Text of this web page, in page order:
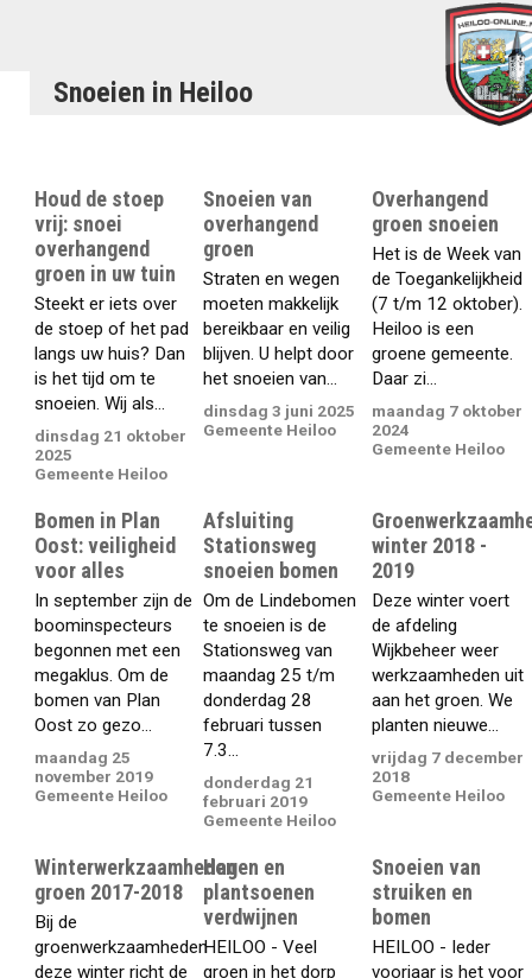
Snoeien in Heiloo
Houd de stoep
vrij: snoei
overhangend
groen in uw tuin
Steekt er iets over
de stoep of het pad
langs uw huis? Dan
is het tijd om te
snoeien. Wij als...
dinsdag 21 oktober
2025
Gemeente Heiloo
Snoeien van
overhangend
groen
Straten en wegen
moeten makkelijk
bereikbaar en veilig
blijven. U helpt door
het snoeien van...
dinsdag 3 juni 2025
Gemeente Heiloo
Overhangend
groen snoeien
Het is de Week van
de Toegankelijkheid
(7 t/m 12 oktober).
Heiloo is een
groene gemeente.
Daar zi...
maandag 7 oktober
2024
Gemeente Heiloo
Bomen in Plan
Oost: veiligheid
voor alles
In september zijn de
boominspecteurs
begonnen met een
megaklus. Om de
bomen van Plan
Oost zo gezo...
maandag 25
november 2019
Gemeente Heiloo
Afsluiting
Stationsweg
snoeien bomen
Om de Lindebomen
te snoeien is de
Stationsweg van
maandag 25 t/m
donderdag 28
februari tussen
7.3...
donderdag 21
februari 2019
Gemeente Heiloo
winter 2018 -
2019
Deze winter voert
de afdeling
Wijkbeheer weer
werkzaamheden uit
aan het groen. We
planten nieuwe...
vrijdag 7 december
2018
Gemeente Heiloo
Winterwerkzaamheden
groen 2017-2018
Bij de
groenwerkzaamheden
deze winter richt de
Hagen en
plantsoenen
verdwijnen
HEILOO - Veel
groen in het dorp
Snoeien van
struiken en
bomen
HEILOO - Ieder
voorjaar is het voor